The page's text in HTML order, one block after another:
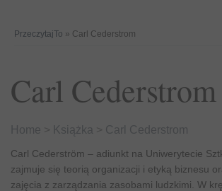
PrzeczytajTo » Carl Cederstrom
Carl Cederstrom
Home Książka Carl Cederstrom
Carl Cederström – adiunkt na Uniwerytecie
zajmuje się teorią organizacji i etyką biznesu
zajęcia z zarządzania zasobami ludzkimi. W